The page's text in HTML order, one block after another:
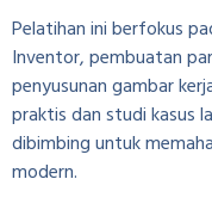
Pelatihan ini berfokus
Inventor, pembuatan
penyusunan gambar
praktis dan studi kasus
dibimbing untuk
modern.